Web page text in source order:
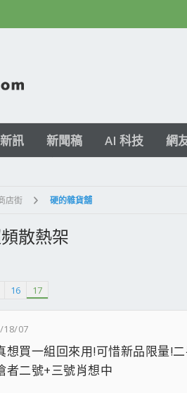
新訊 新聞稿 AI 科技 網
店街 硬的雜貨舖
散熱架
16 17
18/07
想買一組回來用!可惜新品限量!
者二號+三號肖想中